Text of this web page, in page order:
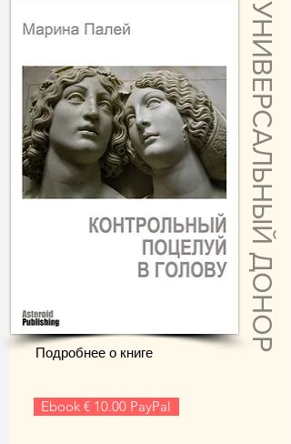
Подробнее о книге
Ebook € 10.00 PayPal
УНИВЕРСАЛЬНЫЙ ДОНОР